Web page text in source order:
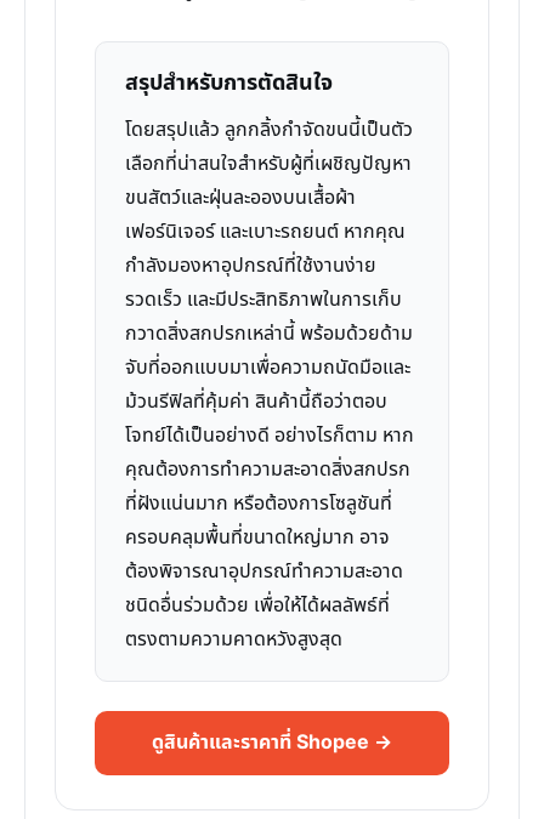
สรุปสำหรับการตัดสินใจ
โดยสรุปแล้ว ลูกกลิ้งกำจัดขนนี้เป็นตัว
เลือกที่น่าสนใจสำหรับผู้ที่เผชิญปัญหา
ขนสัตว์และฝุ่นละอองบนเสื้อผ้า
เฟอร์นิเจอร์ และเบาะรถยนต์ หากคุณ
กำลังมองหาอุปกรณ์ที่ใช้งานง่าย
รวดเร็ว และมีประสิทธิภาพในการเก็บ
กวาดสิ่งสกปรกเหล่านี้ พร้อมด้วยด้าม
จับที่ออกแบบมาเพื่อความถนัดมือและ
ม้วนรีฟิลที่คุ้มค่า สินค้านี้ถือว่าตอบ
โจทย์ได้เป็นอย่างดี อย่างไรก็ตาม หาก
คุณต้องการทำความสะอาดสิ่งสกปรก
ที่ฝังแน่นมาก หรือต้องการโซลูชันที่
ครอบคลุมพื้นที่ขนาดใหญ่มาก อาจ
ต้องพิจารณาอุปกรณ์ทำความสะอาด
ชนิดอื่นร่วมด้วย เพื่อให้ได้ผลลัพธ์ที่
ตรงตามความคาดหวังสูงสุด
ดูสินค้าและราคาที่ Shopee →